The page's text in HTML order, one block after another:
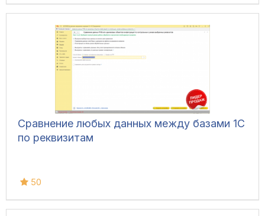
Сравнение любых данных между базами 1С
по реквизитам
50